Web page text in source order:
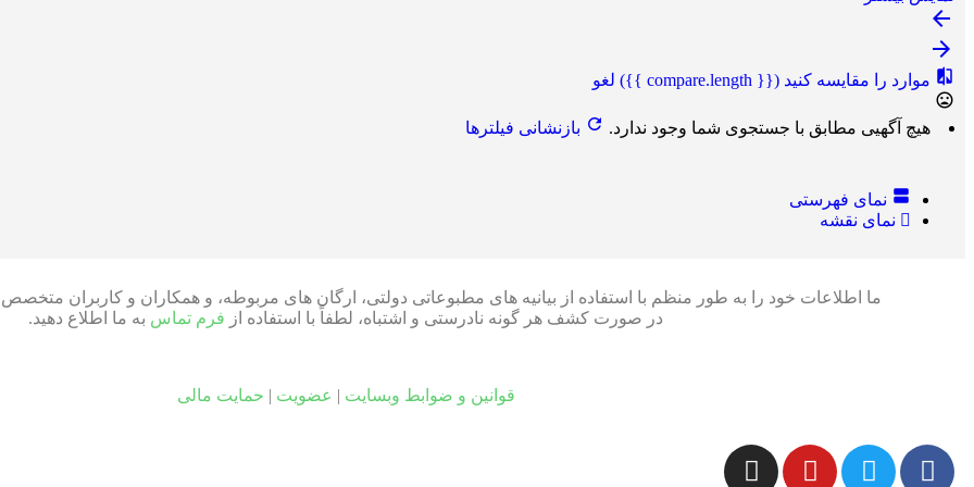
موارد را مقایسه کنید ({{ compare.length }}) لغو
هیچ آگهیی مطابق با جستجوی شما وجود ندارد. بازنشانی فیلترها
نمای فهرستی
نمای نقشه
ما اطلاعات خود را به طور منظم با استفاده از بیانیه های مطبوعاتی دولتی، ارگان های مربوطه، و همکاران و کاربران
در صورت کشف هر گونه نادرستی و اشتباه، لطفاً با استفاده از فرم تماس به ما اطلاع دهید.
قوانین و ضوابط وبسایت | عضویت | حمایت مالی